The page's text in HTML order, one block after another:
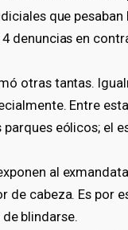
que
denuncias en
otras tantas.
Entre
eólicos; el
al
de cabeza. Es por
blindarse.